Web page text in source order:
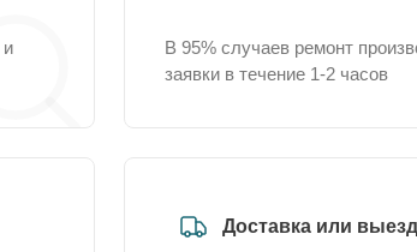
и
В 95% случаев ремонт
заявки в течение 1-2 часов
Доставка или выезд